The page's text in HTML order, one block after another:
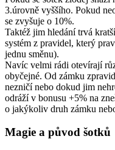
3.úrovně vyššího. Pokud
se zvyšuje o 10%.
Taktéž jim hledání trvá
systém z pravidel, který
jednu směnu).
Navíc velmi rádi otevírají
obyčejné. Od zámku
nezničí nebo dokud jim
odráží v bonusu +5% na
o jakýkoliv druh zámku
Magie a původ šotků